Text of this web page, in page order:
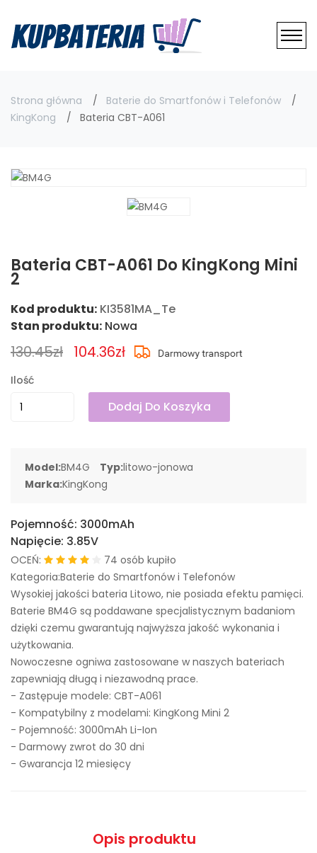
Strona główna
Baterie do Smartfonów i Telefonów
KingKong
Bateria CBT-A061
Bateria CBT-A061 Do KingKong Mini
2
Kod produktu: KI3581MA_Te
Stan produktu: Nowa
130.45zł 104.36zł
Ilość
Dodaj Do Koszyka
Model:BM4G Typ:litowo-jonowa
Marka:KingKong
Pojemność: 3000mAh
Napięcie: 3.85V
OCEŃ:
74 osób kupiło
Kategoria:Baterie do Smartfonów i Telefonów
Wysokiej jakości bateria Litowo, nie posiada efektu pamięci.
Baterie BM4G są poddawane specjalistycznym badaniom
dzięki czemu gwarantują najwyższa jakość wykonania i
użytkowania.
Nowoczesne ogniwa zastosowane w naszych bateriach
zapewniają długą i niezawodną prace.
- Zastępuje modele: CBT-A061
- Kompatybilny z modelami: KingKong Mini 2
- Pojemność: 3000mAh Li-Ion
- Darmowy zwrot do 30 dni
- Gwarancja 12 miesięcy
Opis produktu